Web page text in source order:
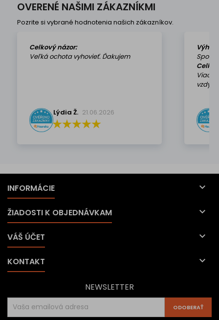
OVERENÉ NAŠIMI ZÁKAZNÍKMI
Pozrite si vybrané hodnotenia našich zákazníkov.
Celkový názor:
Veľká ochota vyhovieť. Ďakujem
Lýdia Ž. 21.06.2026
vzdy k
INFORMÁCIE 
ŽIADOSTI K OBJEDNÁVKAM 
VÁŠ ÚČET 
KONTAKT 
NEWSLETTER